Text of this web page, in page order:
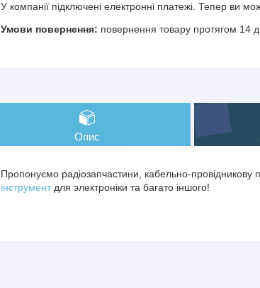
У компанії підключені електронні платежі. Тепер ви
повернення товару протягом 14
Опис
Пропонуємо радіозапчастини, кабельно-провідникову
інструментдля электроніки та багато іншого!